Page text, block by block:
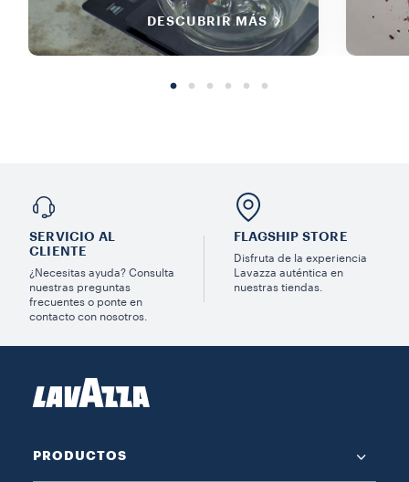
DESCUBRIR MÁS
SERVICIO AL
CLIENTE
¿Necesitas ayuda? Consulta
nuestras preguntas
frecuentes o ponte en
contacto con nosotros.
FLAGSHIP STORE
Disfruta de la experiencia
Lavazza auténtica en
nuestras tiendas.
PRODUCTOS